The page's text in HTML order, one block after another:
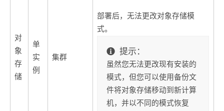
对
象
存
储
单
实
例
集群
部署后，无法更改对象存储模
式。
提示：
虽然您无法更改现有安装的
模式，但您可以使用备份文
件将对象存储移动到新计算
机，并以不同的模式恢复